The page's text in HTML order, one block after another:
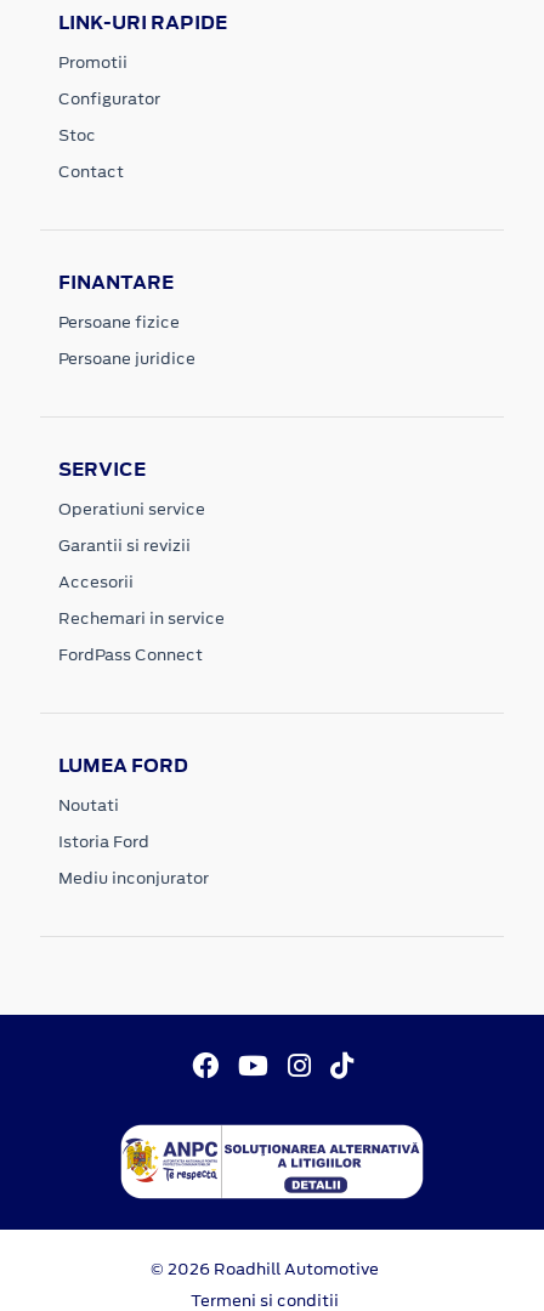
LINK-URI RAPIDE
Promotii
Configurator
Stoc
Contact
FINANTARE
Persoane fizice
Persoane juridice
SERVICE
Operatiuni service
Garantii si revizii
Accesorii
Rechemari in service
FordPass Connect
LUMEA FORD
Noutati
Istoria Ford
Mediu inconjurator
© 2026 Roadhill Automotive
Termeni si conditii